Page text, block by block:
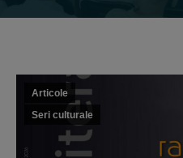
Articole
Seri culturale